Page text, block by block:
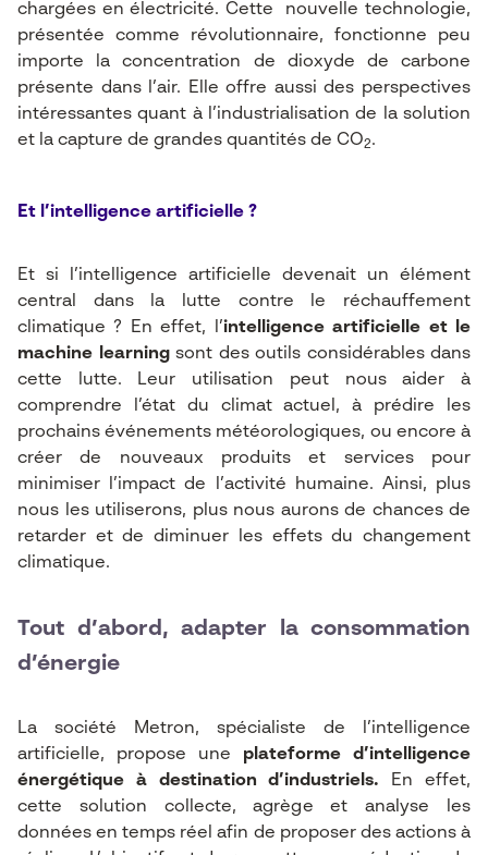
chargées en électricité. Cette nouvelle technologie,
présentée comme révolutionnaire, fonctionne peu
importe la concentration de dioxyde de carbone
présente dans l’air. Elle offre aussi des perspectives
intéressantes quant à l’industrialisation de la solution
et la capture de grandes quantités de CO2.
Et l’intelligence artificielle ?
Et si l’intelligence artificielle devenait un élément
central dans la lutte contre le réchauffement
climatique ? En effet, l’intelligence artificielle et le
machine learningsont des outils considérables dans
cette lutte. Leur utilisation peut nous aider à
comprendre l’état du climat actuel, à prédire les
prochains événements météorologiques, ou encore à
créer de nouveaux produits et services pour
minimiser l’impact de l’activité humaine. Ainsi, plus
nous les utiliserons, plus nous aurons de chances de
retarder et de diminuer les effets du changement
climatique.
Tout d’abord, adapter la consommation
d’énergie
La société Metron, spécialiste de l’intelligence
artificielle, propose une plateforme d’intelligence
énergétique à destination d’industriels. En effet,
cette solution collecte, agrège et analyse les
données en temps réel afin de proposer des actions à